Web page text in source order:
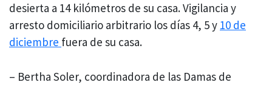
desierta a 14 kilómetros de su casa. Vigilancia y
arresto domiciliario arbitrario los días 4, 5 y 10 de
diciembre fuera de su casa.
– Bertha Soler, coordinadora de las Damas de